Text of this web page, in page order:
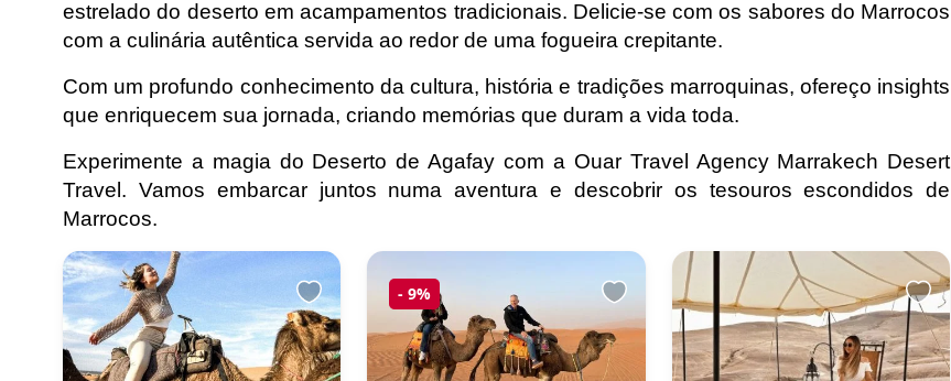
estrelado do deserto em acampamentos tradicionais. Delicie-se com os sabores do Marrocos
com a culinária autêntica servida ao redor de uma fogueira crepitante.
Com um profundo conhecimento da cultura, história e tradições marroquinas, ofereço insights
que enriquecem sua jornada, criando memórias que duram a vida toda.
Experimente a magia do Deserto de Agafay com a Ouar Travel Agency Marrakech Desert
Travel. Vamos embarcar juntos numa aventura e descobrir os tesouros escondidos de
Marrocos.
-9%